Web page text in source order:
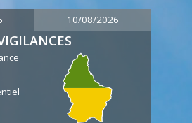
10/08/2026